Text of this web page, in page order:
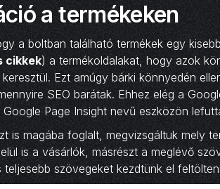
a termékeken
a boltban található termékek egy
cikkek) a termékoldalakat, hogy azok
Ezt amúgy bárki könnyedén
SEO barátak. Ehhez elég a
Page Insight nevű eszközön
is magába foglalt, megvizsgáltuk mely
is a vásárlók, másrészt a meglévő
szövegeket kezdtünk el